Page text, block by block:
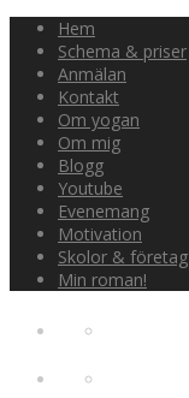
Hem
Schema & priser
Anmälan
Kontakt
Om yogan
Om mig
Blogg
Youtube
Evenemang
Motivation
Skolor & företag
Min roman!